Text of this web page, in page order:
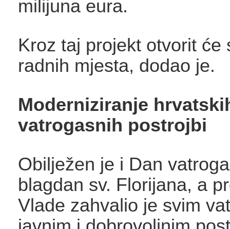
milijuna eura.
Kroz taj projekt otvorit će
radnih mjesta, dodao je.
Moderniziranje
vatrogasnih postrojbi
Obilježen je i Dan
blagdan sv. Florijana, a
Vlade zahvalio je svim